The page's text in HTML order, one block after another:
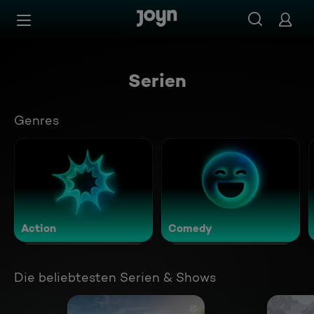
Zum Inhalt springen
Serien
Genres
Action Comedy
Die beliebtesten Serien & Shows